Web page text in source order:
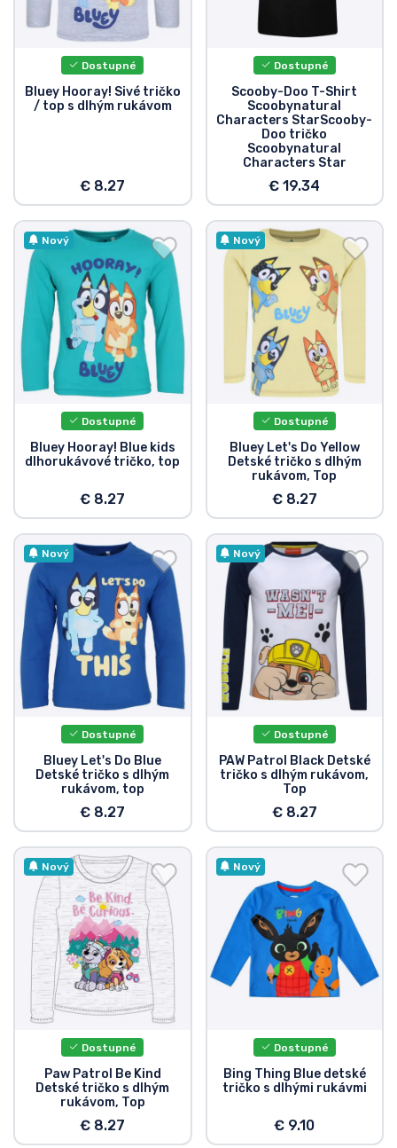
Dostupné
Bluey Hooray! Sivé tričko
/ top s dlhým rukávom
€ 8.27
Dostupné
Scooby-Doo T-Shirt
Scoobynatural
Characters StarScooby-
Doo tričko
Scoobynatural
Characters Star
€ 19.34
Nový
Dostupné
Bluey Hooray! Blue kids
dlhorukávové tričko, top
€ 8.27
Nový
Dostupné
Bluey Let's Do Yellow
Detské tričko s dlhým
rukávom, Top
€ 8.27
Nový
Dostupné
Bluey Let's Do Blue
Detské tričko s dlhým
rukávom, top
€ 8.27
Nový
Dostupné
PAW Patrol Black Detské
tričko s dlhým rukávom,
Top
€ 8.27
Nový
Dostupné
Paw Patrol Be Kind
Detské tričko s dlhým
rukávom, Top
€ 8.27
Nový
Dostupné
Bing Thing Blue detské
tričko s dlhými rukávmi
€ 9.10